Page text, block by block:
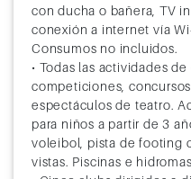
con ducha o bañera, TV
conexión a internet vía
Consumos no incluidos.
• Todas las actividades
competiciones,
espectáculos de teatro.
para niños a partir de 3
voleibol, pista de footing
vistas. Piscinas e